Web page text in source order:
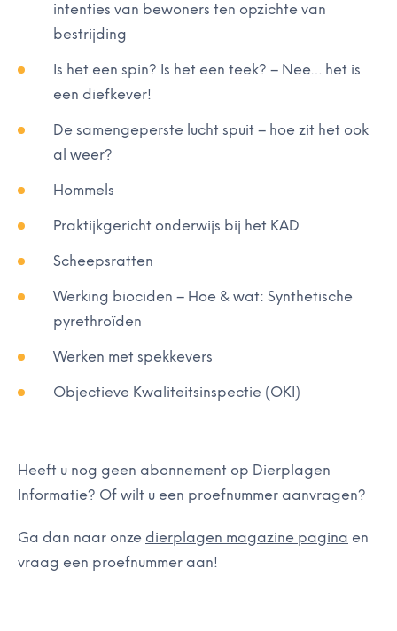
intenties van bewoners ten opzichte van
bestrijding
Is het een spin? Is het een teek? – Nee… het is
een diefkever!
De samengeperste lucht spuit – hoe zit het ook
al weer?
Hommels
Praktijkgericht onderwijs bij het KAD
Scheepsratten
Werking biociden – Hoe & wat: Synthetische
pyrethroïden
Werken met spekkevers
Objectieve Kwaliteitsinspectie (OKI)
Heeft u nog geen abonnement op Dierplagen
Informatie? Of wilt u een proefnummer aanvragen?
Ga dan naar onze dierplagen magazine pagina en
vraag een proefnummer aan!